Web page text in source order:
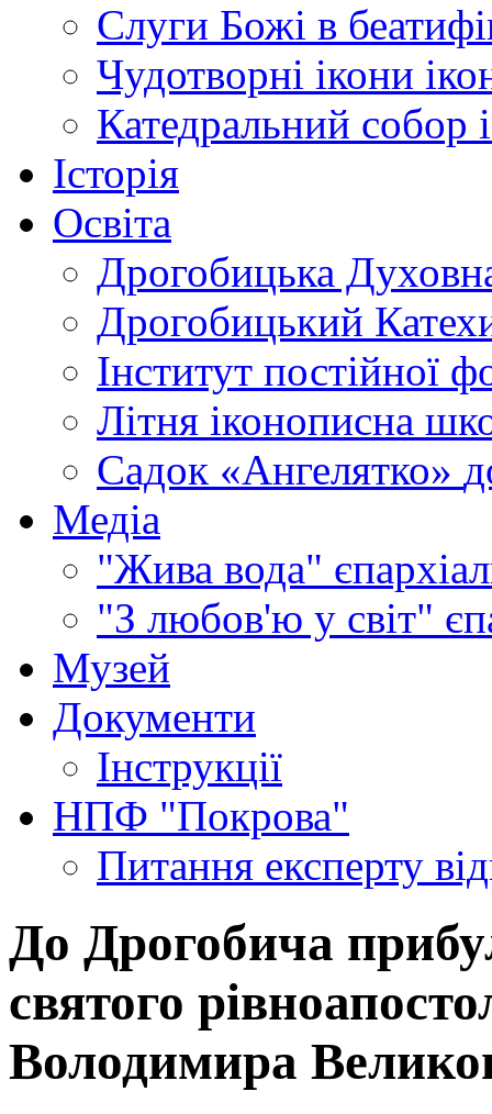
Слуги Божі в
Чудотворні ікони
Катедральний собор
Історія
Освіта
Дрогобицька
Дрогобицький
Інститут постійної
Літня іконописна
Садок «Ангелятко»
Медіа
"Жива вода"
"З любов'ю у світ"
Музей
Документи
Інструкції
НПФ "Покрова"
Питання експерту
До Дрогобича
святого
Володимира